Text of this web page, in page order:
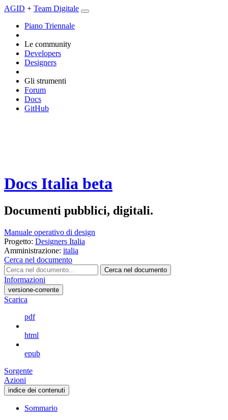
AGID + Team Digitale
Piano Triennale
Le community
Developers
Designers
Gli strumenti
Forum
Docs
GitHub
Docs Italia beta
Documenti pubblici, digitali.
Manuale operativo di design
Progetto: Designers Italia
Amministrazione: italia
Cerca nel documento
Cerca nel documento
Informazioni
versione-corrente
Scarica
pdf
html
epub
Sorgente
Azioni
indice dei contenuti
Sommario